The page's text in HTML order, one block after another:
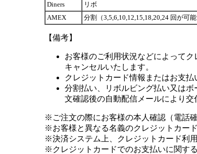
Diners
リボ
AMEX
分割（3,5,6,10,12,15,18,20,24 回が可能
【備考】
お客様のご利用状況などによって
キャンセルいたします。
クレジットカード情報またはお支
分割払い、リボルビング払い又は
文確認後の自動配信メールにより交
※ご注文の際にお客様の本人確認（電話
※お客様と異なる名義のクレジットカー
※決済システム上、クレジットカード利
※クレジットカードでのお支払いに関す